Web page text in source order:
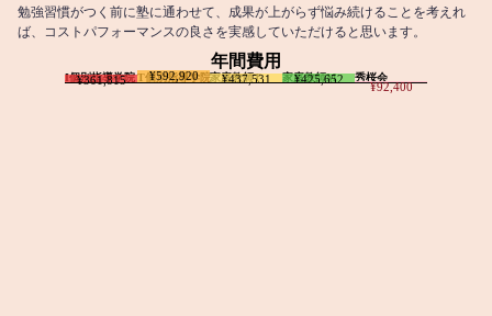
勉強習慣がつく前に塾に通わせて、成果が上がらず悩み続けることを考えれ
ば、コストパフォーマンスの良さを実感していただけると思います。
年間費用
I個別指導学院
¥361,815 T個別指導学院
¥592,920 家庭教師T
¥437,531 家庭教師M
¥425,652 秀桜会
¥92,400